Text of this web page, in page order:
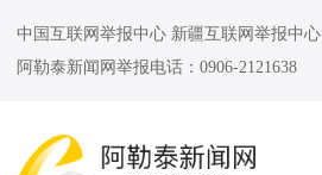
中国互联网举报中心 新疆互联网举报中心
阿勒泰新闻网举报电话：0906-2121638